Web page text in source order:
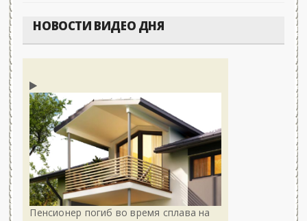
НОВОСТИ ВИДЕО ДНЯ
Пенсионер погиб во время сплава на